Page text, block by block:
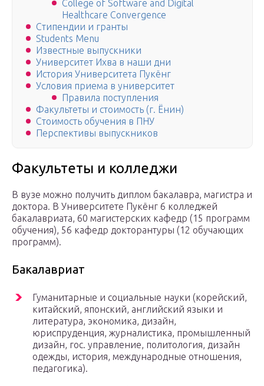
College of Software and Digital
Healthcare Convergence
Стипендии и гранты
Students Menu
Известные выпускники
Университет Ихва в наши дни
История Университета Пукёнг
Условия приема в университет
Правила поступления
Факультеты и стоимость (г. Ёнин)
Стоимость обучения в ПНУ
Перспективы выпускников
Факультеты и колледжи
В вузе можно получить диплом бакалавра, магистра и
доктора. В Университете Пукёнг 6 колледжей
бакалавриата, 60 магистерских кафедр (15 программ
обучения), 56 кафедр докторантуры (12 обучающих
программ).
Бакалавриат
Гуманитарные и социальные науки (корейский,
китайский, японский, английский языки и
литература, экономика, дизайн,
юриспруденция, журналистика, промышленный
дизайн, гос. управление, политология, дизайн
одежды, история, международные отношения,
педагогика).